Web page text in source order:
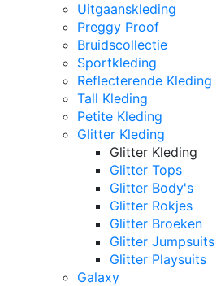
Uitgaanskleding
Preggy Proof
Bruidscollectie
Sportkleding
Reflecterende Kleding
Tall Kleding
Petite Kleding
Glitter Kleding
Glitter Kleding
Glitter Tops
Glitter Body's
Glitter Rokjes
Glitter Broeken
Glitter Jumpsuits
Glitter Playsuits
Galaxy